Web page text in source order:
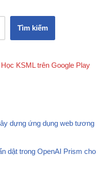
Tìm kiếm
KSML trên Google Play
dựng ứng dụng web tương
dật trong OpenAI Prism cho